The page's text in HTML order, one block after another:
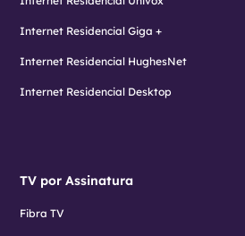
Internet Residencial Giga +
Internet Residencial HughesNet
Internet Residencial Desktop
TV por Assinatura
Fibra TV